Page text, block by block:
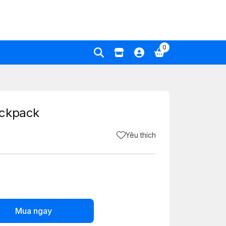
0
Yêu thích
Mua ngay